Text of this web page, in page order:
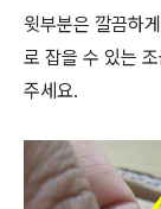
윗부분은 깔끔하
로 잡을 수 있는
주세요.